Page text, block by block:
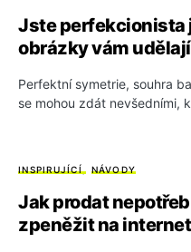
Jste perfekcionista
obrázky vám
Perfektní symetrie, souhra
se mohou zdát nevšedními,
INSPIRUJÍCÍ NÁVODY
Jak prodat
zpeněžit na